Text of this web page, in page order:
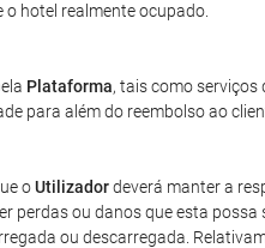
hotel realmente ocupado.
Plataforma, tais como serviços
para além do reembolso ao
oUtilizadordeverá manter a
perdas ou danos que esta possa
ou descarregada.